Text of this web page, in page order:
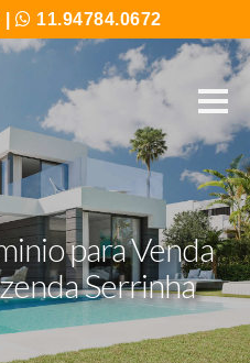
11.94784.0672
para Venda
Serrinha